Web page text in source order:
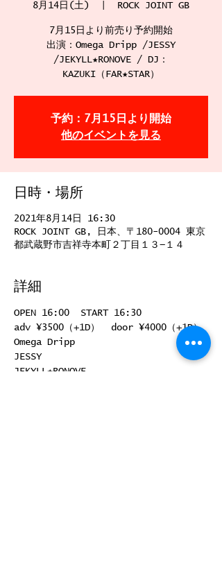
8月14日(土) ROCK JOINT GB
7月15日より前売り予約開始
出演：Omega Dripp /JESSY
/JEKYLL★RONOVE / DJ：
KAZUKI（FAR★STAR）
予約：7月15日より開始
他のイベントを見る
日時・場所
2021年8月14日 16:30
ROCK JOINT GB, 日本、〒180-0004 東京
都武蔵野市吉祥寺本町２丁目１３−１４
詳細
OPEN 16:00  START 16:30
adv ¥3500（+1D）  door ¥4000（+1D）
Omega Dripp
JESSY
JEKYLL★RONOVE